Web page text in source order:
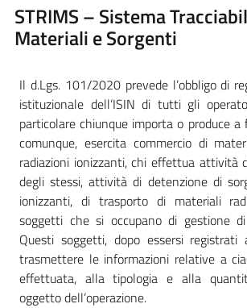
STRIMS – Sistema
Materiali e Sorgenti
Il d.Lgs. 101/2020 prevede l’obbligo di
istituzionale dell’ISIN di tutti gli
particolare chiunque importa o produce a
comunque, esercita commercio di
radiazioni ionizzanti, chi effettua attività
degli stessi, attività di detenzione di
ionizzanti, di trasporto di materiali
soggetti che si occupano di gestione
Questi soggetti, dopo essersi
trasmettere le informazioni relative a
effettuata, alla tipologia e alla
oggetto dell’operazione.